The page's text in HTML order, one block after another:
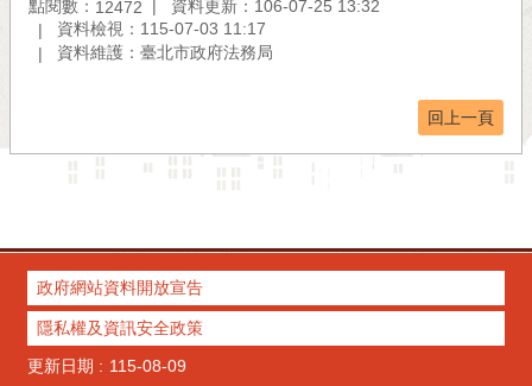
點閱數： 12472
資料更新：106-07-25 13:32
資料檢視：115-07-03 11:17
資料維護：臺北市政府法務局
回上一頁
政府網站資料開放宣告
隱私權及資訊安全政策
更新日期
115-08-09